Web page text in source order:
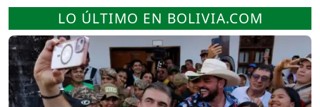
LO ÚLTIMO EN BOLIVIA.COM